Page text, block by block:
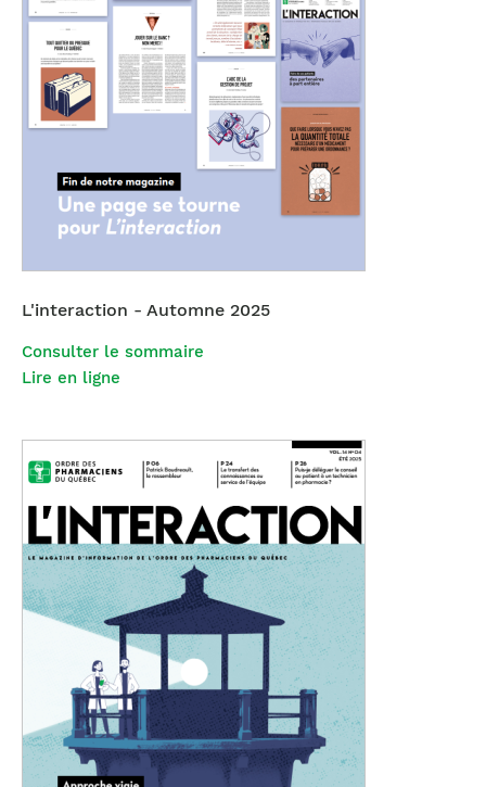
L'interaction - Automne 2025
Consulter le sommaire
Lire en ligne